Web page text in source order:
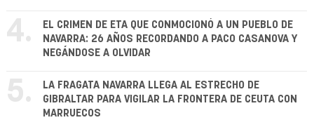
4.
EL CRIMEN DE ETA QUE CONMOCIONÓ A UN PUEBLO DE
NAVARRA: 26 AÑOS RECORDANDO A PACO CASANOVA Y
NEGÁNDOSE A OLVIDAR
5.
LA FRAGATA NAVARRA LLEGA AL ESTRECHO DE
GIBRALTAR PARA VIGILAR LA FRONTERA DE CEUTA CON
MARRUECOS